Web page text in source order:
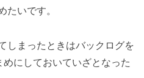
たいです。
しまったときはバックログを
にしておいていざとなった